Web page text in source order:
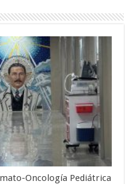
Oncología Pediátrica